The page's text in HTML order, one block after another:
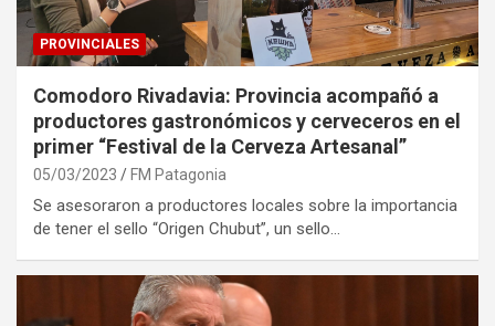
PROVINCIALES
Comodoro Rivadavia: Provincia acompañó a
productores gastronómicos y cerveceros en el
primer “Festival de la Cerveza Artesanal”
05/03/2023 FM Patagonia
Se asesoraron a productores locales sobre la importancia
de tener el sello “Origen Chubut”, un sello…